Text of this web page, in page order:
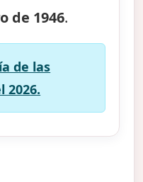
de 1946.
de las
2026.